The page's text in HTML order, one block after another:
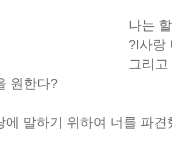
나는
?I사랑
그리
원한다?
에 말하기 위하여 너를 파견